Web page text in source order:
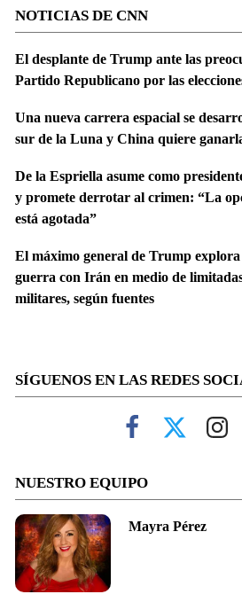
NOTICIAS DE CNN
El desplante de Trump ante las
Partido Republicano por las
Una nueva carrera espacial se
sur de la Luna y China quiere
De la Espriella asume como
y promete derrotar al crimen: “La
está agotada”
El máximo general de Trump explora
guerra con Irán en medio de
militares, según fuentes
SÍGUENOS EN LAS REDES
NUESTRO EQUIPO
Mayra Pérez